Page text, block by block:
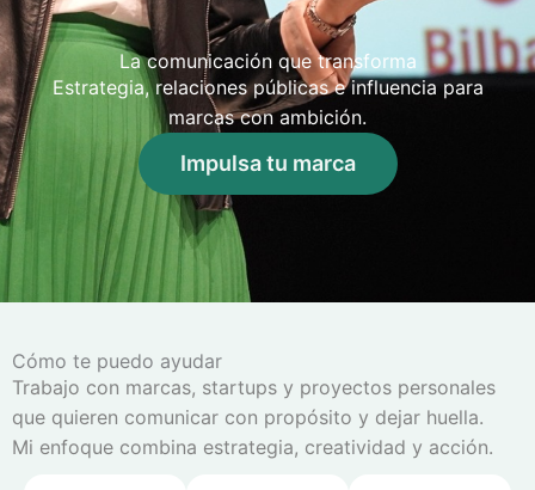
La comunicación que transforma
Estrategia, relaciones públicas e influencia para
marcas con ambición.
Impulsa tu marca
Cómo te puedo ayudar
Trabajo con marcas, startups y proyectos personales
que quieren comunicar con propósito y dejar huella.
Mi enfoque combina estrategia, creatividad y acción.